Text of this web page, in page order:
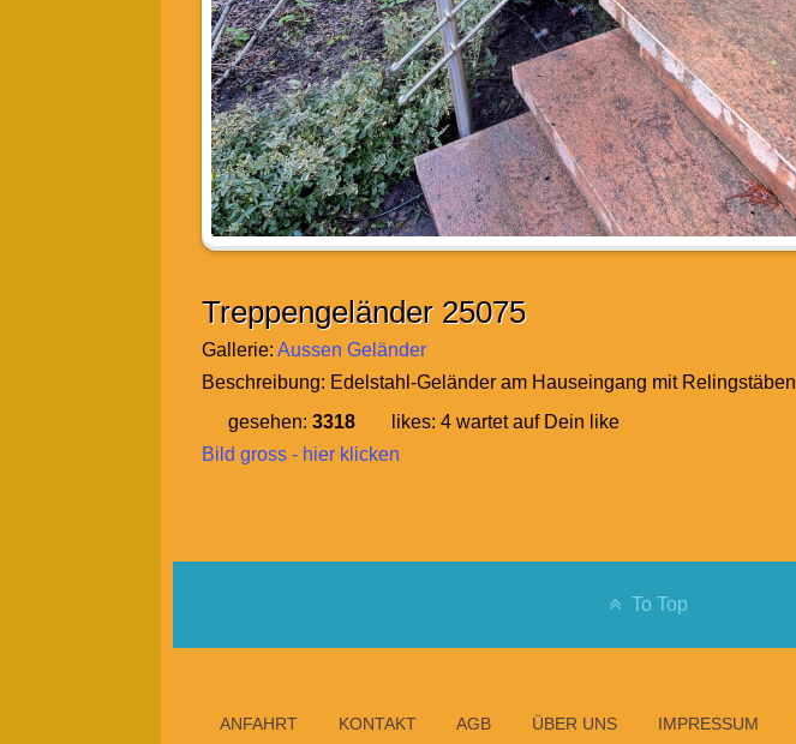
Treppengeländer 25075
Gallerie:Aussen Geländer
Beschreibung: Edelstahl-Geländer am Hauseingang mit Relingstäben
gesehen:3318 likes:4 wartet auf Dein like
Bild gross - hier klicken
To Top
ANFAHRT KONTAKT AGB ÜBER UNS IMPRESSUM